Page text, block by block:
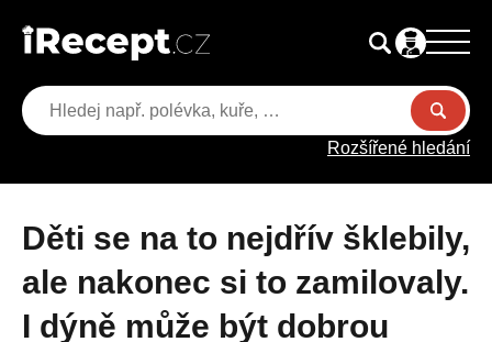
Rozšířené hledání
Děti se na to nejdřív šklebily,
ale nakonec si to zamilovaly.
I dýně může být dobrou